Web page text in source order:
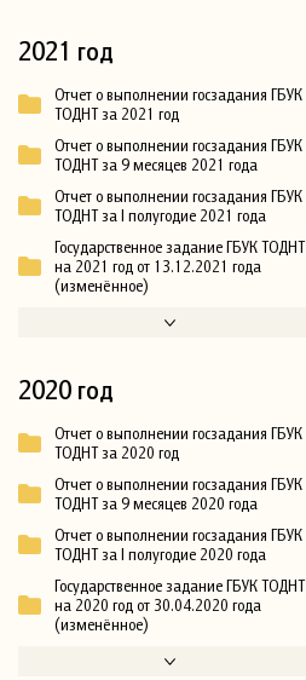
2021 год
Отчет о выполнении госзадания ГБУК
ТОДНТ за 2021 год
Отчет о выполнении госзадания ГБУК
ТОДНТ за 9 месяцев 2021 года
Отчет о выполнении госзадания ГБУК
ТОДНТ за I полугодие 2021 года
Государственное задание ГБУК ТОДНТ
на 2021 год от 13.12.2021 года
(изменённое)
2020 год
Отчет о выполнении госзадания ГБУК
ТОДНТ за 2020 год
Отчет о выполнении госзадания ГБУК
ТОДНТ за 9 месяцев 2020 года
Отчет о выполнении госзадания ГБУК
ТОДНТ за I полугодие 2020 года
Государственное задание ГБУК ТОДНТ
на 2020 год от 30.04.2020 года
(изменённое)